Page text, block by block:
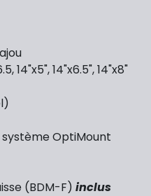
14"x5", 14"x6.5", 14"x8"
OptiMount
(BDM-F) inclus